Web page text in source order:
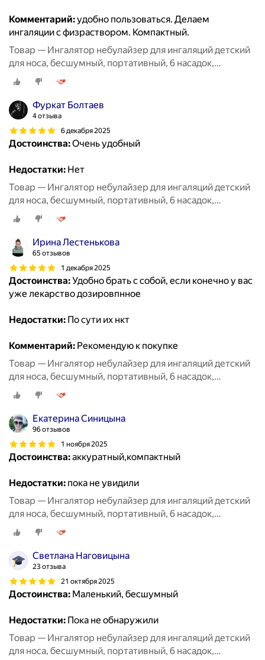
Комментарий:удобно пользоваться. Делаем
ингаляции с физраствором. Компактный.
Товар — Ингалятор небулайзер для ингаляций детский
для носа, бесшумный, портативный, 6 насадок,
аэрозольный, взрослый, белый
Фуркат Болтаев
4 отзыва
6 декабря 2025
Достоинства:Очень удобный
Недостатки: Нет
Товар — Ингалятор небулайзер для ингаляций детский
для носа, бесшумный, портативный, 6 насадок,
аэрозольный, взрослый, белый
Ирина Лестенькова
65 отзывов
1 декабря 2025
Достоинства:Удобно брать с собой, если конечно у вас
уже лекарство дозировпнное
Недостатки: По сути их нкт
Комментарий: Рекомендую к покупке
Товар — Ингалятор небулайзер для ингаляций детский
для носа, бесшумный, портативный, 6 насадок,
аэрозольный, взрослый, белый
Екатерина Синицына
96 отзывов
1 ноября 2025
Достоинства:аккуратный,компактный
Недостатки: пока не увидили
Товар — Ингалятор небулайзер для ингаляций детский
для носа, бесшумный, портативный, 6 насадок,
аэрозольный, взрослый, белый
Светлана Наговицына
23 отзыва
21 октября 2025
Достоинства: Маленький, бесшумный
Недостатки: Пока не обнаружили
Товар — Ингалятор небулайзер для ингаляций детский
для носа, бесшумный, портативный, 6 насадок,